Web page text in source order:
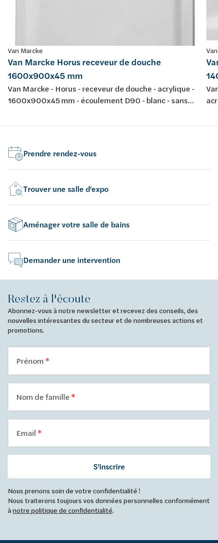
Van Marcke
Van Marcke Horus receveur de douche
1600x900x45 mm
Van Marcke - Horus - receveur de douche - acrylique -
1600x900x45 mm - écoulement D90 - blanc - sans
européennes EN 198 , EN 232 & EN 14516: 2010
Prendre rendez-vous
Trouver une salle d'expo
Aménager votre salle de bains
Demander une intervention
Restez à l'écoute
Abonnez-vous à notre newsletter et recevez des conseils, des
nouvelles intéressantes du secteur et de nombreuses actions et
promotions.
Prénom
Nom de famille
Email
S'inscrire
Nous prenons soin de votre confidentialité !
Nous traiterons toujours vos données personnelles conformément
ànotre politique de confidentialité.